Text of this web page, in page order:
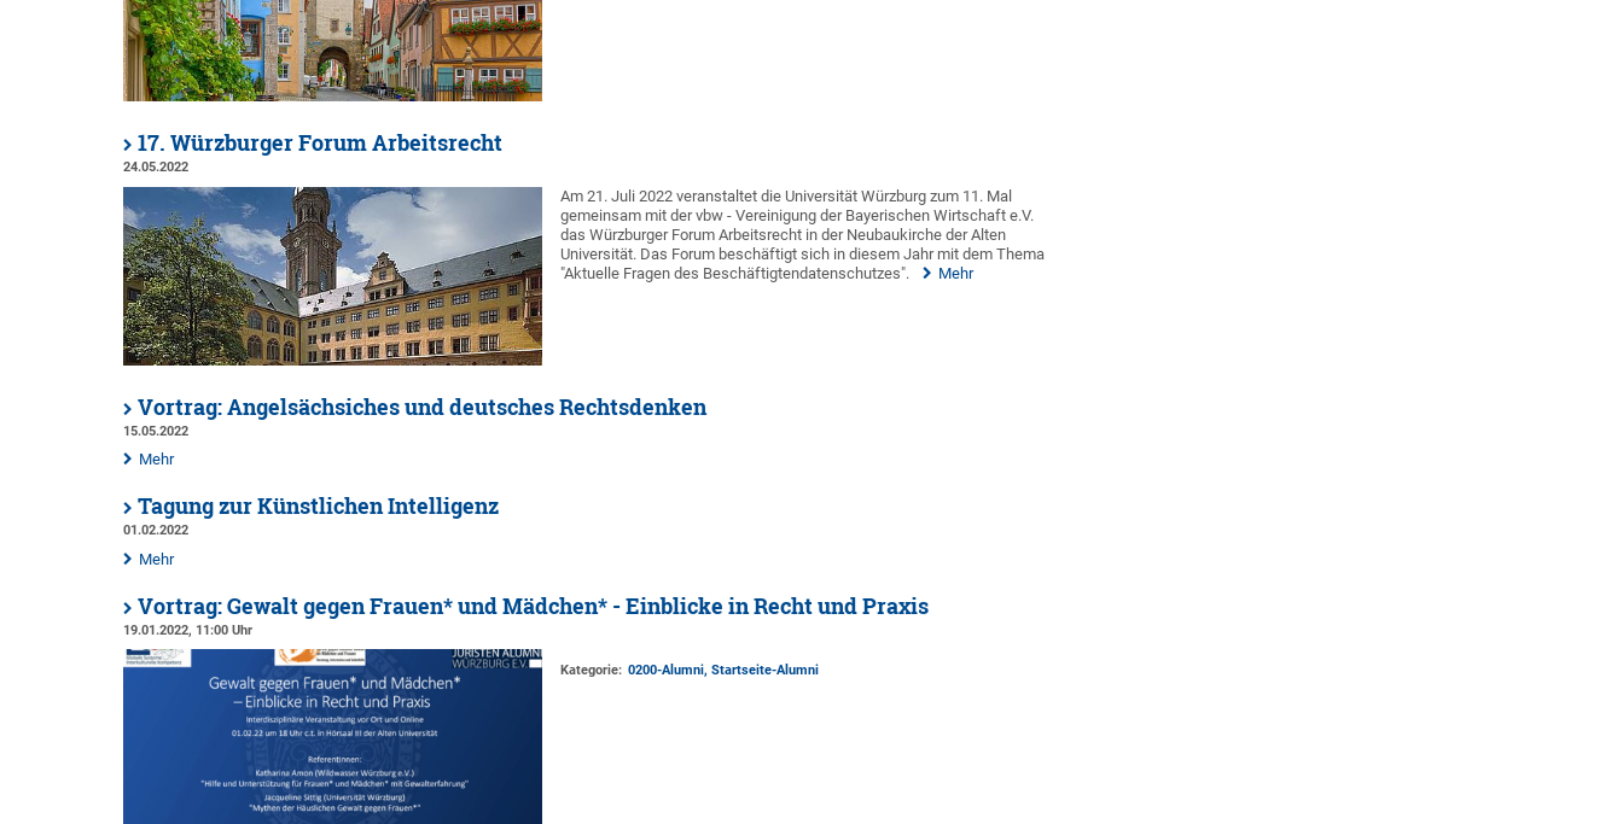
17. Würzburger Forum Arbeitsrecht
24.05.2022
Am 21. Juli 2022 veranstaltet die Universität Würzburg zum 11. Mal
gemeinsam mit der vbw - Vereinigung der Bayerischen Wirtschaft e.V.
das Würzburger Forum Arbeitsrecht in der Neubaukirche der Alten
Universität. Das Forum beschäftigt sich in diesem Jahr mit dem Thema
"Aktuelle Fragen des Beschäftigtendatenschutzes".
Mehr
Vortrag: Angelsächsiches und deutsches Rechtsdenken
15.05.2022
Mehr
Tagung zur Künstlichen Intelligenz
01.02.2022
Mehr
Vortrag: Gewalt gegen Frauen* und Mädchen* - Einblicke in Recht und Praxis
19.01.2022, 11:00 Uhr
Kategorie: 0200-Alumni, Startseite-Alumni